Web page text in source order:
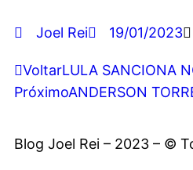
Joel Rei 19/01/2023
VoltarLULA SANCIONA
PróximoANDERSON
Blog Joel Rei – 2023 – ©